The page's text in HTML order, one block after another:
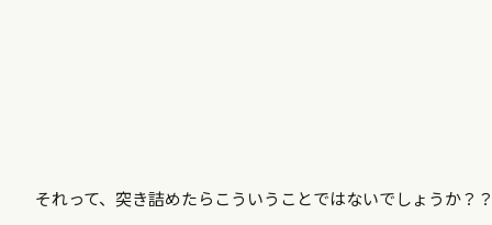
それって、突き詰めたらこういうことではないでしょうか？？